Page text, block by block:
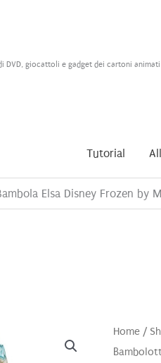
DVD, giocattoli e gadget dei cartoni animati
Tutorial
Elsa Disney Frozen by
Home/